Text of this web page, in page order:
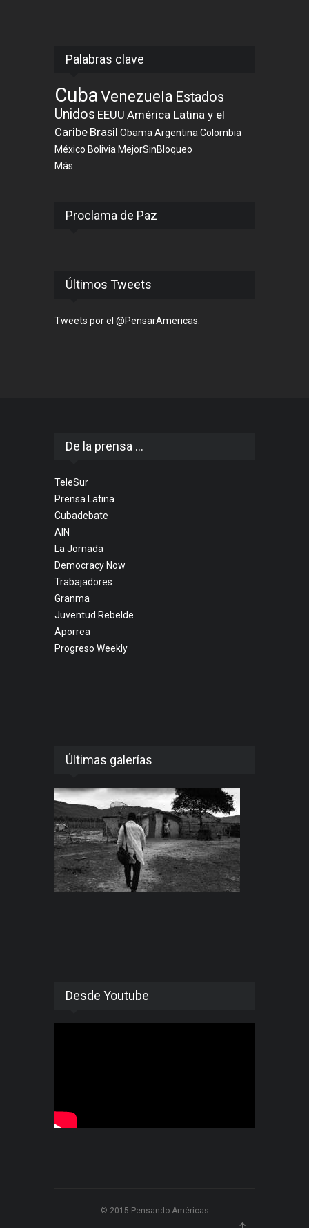
Palabras clave
CubaVenezuela Estados
Unidos EEUU América Latina y el
Caribe Brasil Obama Argentina Colombia
México Bolivia MejorSinBloqueo
Más
Proclama de Paz
Últimos Tweets
Tweets por el @PensarAmericas.
De la prensa ...
TeleSur
Prensa Latina
Cubadebate
AIN
La Jornada
Democracy Now
Trabajadores
Granma
Juventud Rebelde
Aporrea
Progreso Weekly
Últimas galerías
Desde Youtube
© 2015 Pensando Américas